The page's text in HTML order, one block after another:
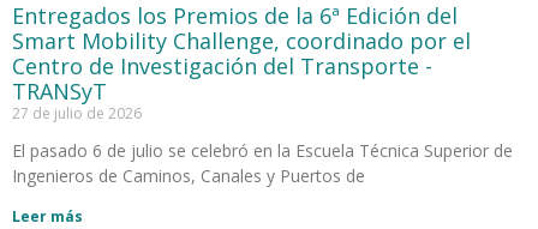
Entregados los Premios de la 6ª Edición del
Smart Mobility Challenge, coordinado por el
Centro de Investigación del Transporte -
TRANSyT
27 de julio de 2026
El pasado 6 de julio se celebró en la Escuela Técnica Superior de
Ingenieros de Caminos, Canales y Puertos de
Leer más